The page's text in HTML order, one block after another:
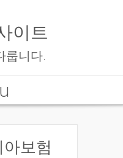
이트
룹니다.
보험